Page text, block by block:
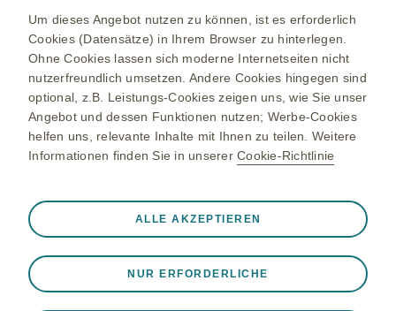
Kontakt/Nebenwirkung melden
Newsletter
Bestellservice
Therapiegebiete
Meningokokken-Erkrankungen
Um dieses Angebot nutzen zu können, ist es erforderlich
Cookies (Datensätze) in Ihrem Browser zu hinterlegen.
Ohne Cookies lassen sich moderne Internetseiten nicht
nutzerfreundlich umsetzen. Andere Cookies hingegen sind
optional, z.B. Leistungs-Cookies zeigen uns, wie Sie unser
Angebot und dessen Funktionen nutzen; Werbe-Cookies
helfen uns, relevante Inhalte mit Ihnen zu teilen. Weitere
Informationen finden Sie in unserer Cookie-Richtlinie
Nur unbedingt erforderliche Cookies
❮
funktioniert, z. B. um Sitzungsdaten während eines
Website-Besuchs zu speichern, Cookie- und Tag-
NUR ERFORDERLICHE
ALLE AKZEPTIEREN